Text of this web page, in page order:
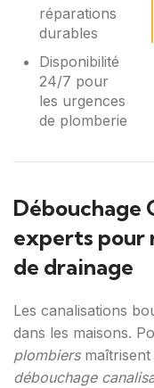
réparations
durables
Disponibilité
24/7 pour
les urgences
de plomberie
Débouchage
experts pour
de drainage
Les canalisations
dans les maisons.
plombiersmaîtrisent
débouchage